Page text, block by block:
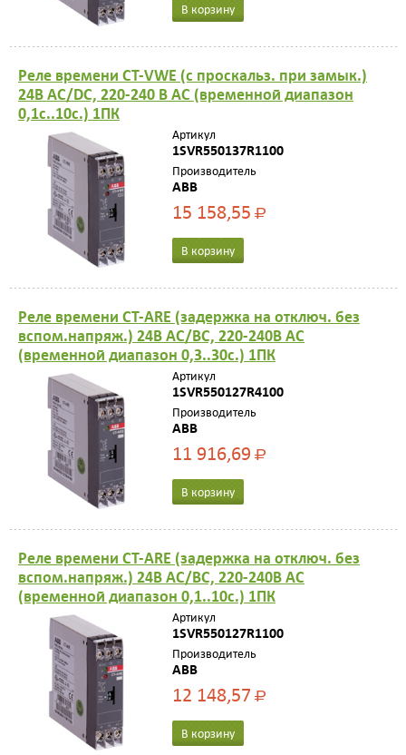
В корзину
Реле времени CT-VWE (с проскальз. при замык.)
24B AC/DС, 220-240 В AC (временной диапазон
0,1с..10с.) 1ПК
Артикул
1SVR550137R1100
Производитель
ABB
15 158,55Р
В корзину
Реле времени CT-ARE (задержка на отключ. без
вспом.напряж.) 24B AC/ВС, 220-240В AC
(временной диапазон 0,3..30с.) 1ПК
Артикул
1SVR550127R4100
Производитель
ABB
11 916,69Р
В корзину
Реле времени CT-ARE (задержка на отключ. без
вспом.напряж.) 24B AC/ВС, 220-240В AC
(временной диапазон 0,1..10с.) 1ПК
Артикул
1SVR550127R1100
Производитель
ABB
12 148,57Р
В корзину